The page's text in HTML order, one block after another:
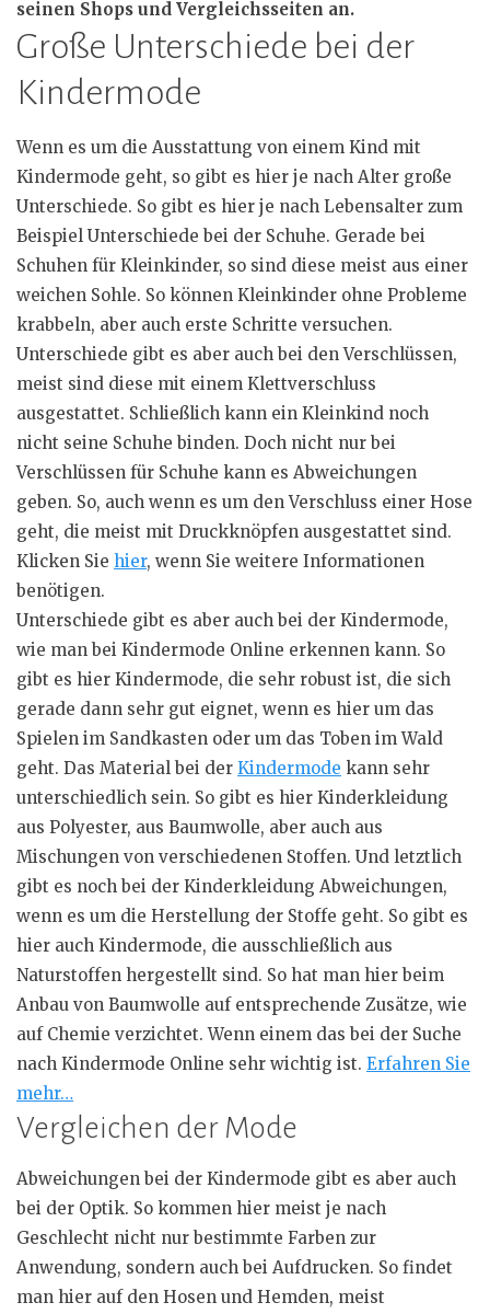
seinen Shops und Vergleichsseiten an.
Große Unterschiede bei der
Kindermode
Wenn es um die Ausstattung von einem Kind mit
Kindermode geht, so gibt es hier je nach Alter große
Unterschiede. So gibt es hier je nach Lebensalter zum
Beispiel Unterschiede bei der Schuhe. Gerade bei
Schuhen für Kleinkinder, so sind diese meist aus einer
weichen Sohle. So können Kleinkinder ohne Probleme
krabbeln, aber auch erste Schritte versuchen.
Unterschiede gibt es aber auch bei den Verschlüssen,
meist sind diese mit einem Klettverschluss
ausgestattet. Schließlich kann ein Kleinkind noch
nicht seine Schuhe binden. Doch nicht nur bei
Verschlüssen für Schuhe kann es Abweichungen
geben. So, auch wenn es um den Verschluss einer Hose
geht, die meist mit Druckknöpfen ausgestattet sind.
Klicken Sie hier, wenn Sie weitere Informationen
benötigen.
Unterschiede gibt es aber auch bei der Kindermode,
wie man bei Kindermode Online erkennen kann. So
gibt es hier Kindermode, die sehr robust ist, die sich
gerade dann sehr gut eignet, wenn es hier um das
Spielen im Sandkasten oder um das Toben im Wald
geht. Das Material bei der Kindermode kann sehr
unterschiedlich sein. So gibt es hier Kinderkleidung
aus Polyester, aus Baumwolle, aber auch aus
Mischungen von verschiedenen Stoffen. Und letztlich
gibt es noch bei der Kinderkleidung Abweichungen,
wenn es um die Herstellung der Stoffe geht. So gibt es
hier auch Kindermode, die ausschließlich aus
Naturstoffen hergestellt sind. So hat man hier beim
Anbau von Baumwolle auf entsprechende Zusätze, wie
auf Chemie verzichtet. Wenn einem das bei der Suche
nach Kindermode Online sehr wichtig ist. Erfahren Sie
mehr…
Vergleichen der Mode
Abweichungen bei der Kindermode gibt es aber auch
bei der Optik. So kommen hier meist je nach
Geschlecht nicht nur bestimmte Farben zur
Anwendung, sondern auch bei Aufdrucken. So findet
man hier auf den Hosen und Hemden, meist